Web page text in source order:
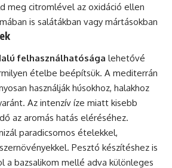
meg citromlével az oxidáció ellen
is salátákban vagy mártásokban
felhasználhatósága lehetővé
ételbe beépítsük. A mediterrán
használják húsokhoz, halakhoz
Az intenzív íze miatt kisebb
az aromás hatás eléréséhez.
paradicsomos ételekkel,
Pesztó készítéshez is
a bazsalikom mellé adva különleges